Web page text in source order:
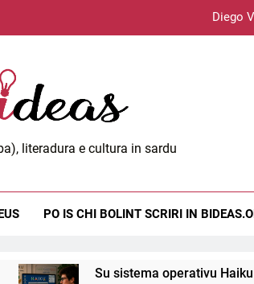
Diego
Su
literadura e cultura in sardu
PO IS CHI BOLINT SCRIRI IN
Su sistema operativu Haiku.